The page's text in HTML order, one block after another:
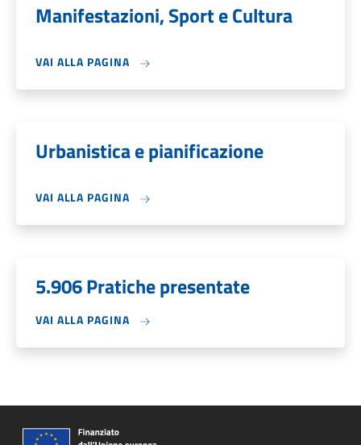
Manifestazioni, Sport e Cultura
VAI ALLA PAGINA
Urbanistica e pianificazione
VAI ALLA PAGINA
5.906 Pratiche presentate
VAI ALLA PAGINA